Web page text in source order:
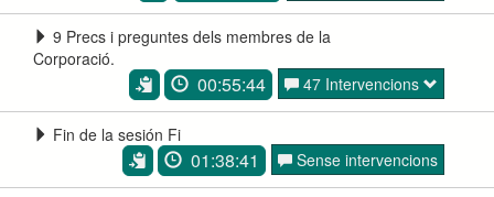
9 Precs i preguntes dels membres de la
Corporació.
00:55:44 47 Intervencions
Fin de la sesión Fi
01:38:41 Sense intervencions